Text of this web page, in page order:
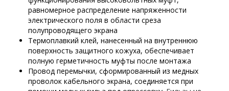
равномерное распределение напряженности
электрического поля в области среза
полупроводящего экрана
Термоплавкий клей, нанесенный на внутреннюю
поверхность защитного кожуха, обеспечивает
полную герметичность муфты после монтажа
Провод перемычки, сформированный из медных
проволок кабельного экрана, соединяется при